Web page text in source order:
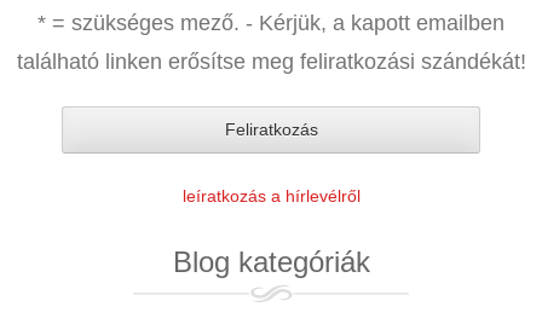
* = szükséges mező. - Kérjük, a kapott emailben
található linken erősítse meg feliratkozási szándékát!
leíratkozás a hírlevélről
Blog kategóriák